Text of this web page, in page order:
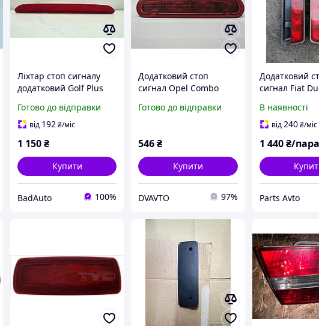
Ліхтар стоп сигналу
додатковий Golf Plus
Готово до відправки
від 192₴/міс
1 150₴
Купити
BadAuto 100%
Додатковий стоп
сигнал Opel Combo
Готово до відправки
546₴
Купити
DVAVTO 97%
Додатковий
сигнал Fiat
В наявності
від240 ₴/міс
1 440 ₴/пара
Parts Avto